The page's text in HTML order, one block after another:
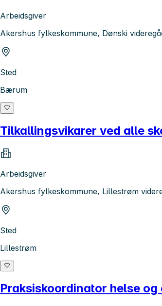
Arbeidsgiver
Akershus fylkeskommune, Dønski
Sted
Bærum
Tilkallingsvikarer ved alle
Arbeidsgiver
Akershus fylkeskommune, Lillestrøm
Sted
Lillestrøm
Praksiskoordinator helse